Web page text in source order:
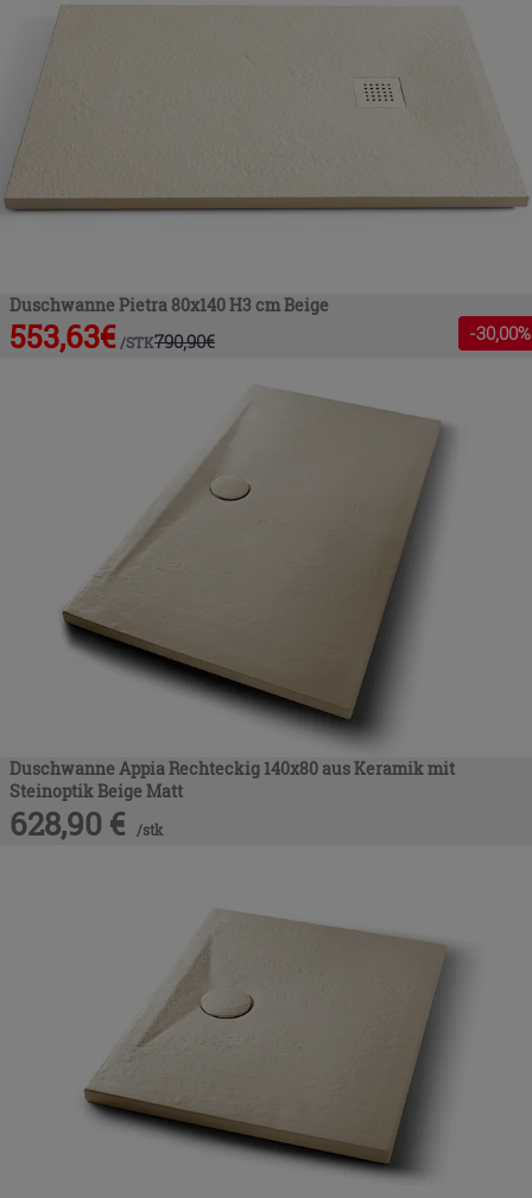
Duschwanne Pietra 80x140 H3 cm Beige
553,63€ /STK790,90€ -30,00%
Duschwanne Appia Rechteckig 140x80 aus Keramik mit
Steinoptik Beige Matt
628,90 € /stk